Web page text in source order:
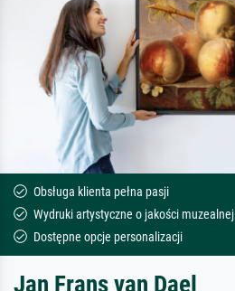
impresjonizm, fala Hokusaia, akt.
Obsługa klienta pełna pasji
Wydruki artystyczne o jakości muzealnej
Dostępne opcje personalizacji
Jan Frans van Dael